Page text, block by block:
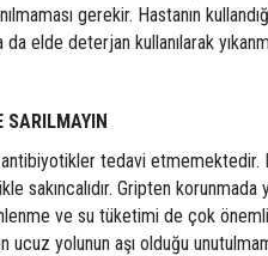
gerekir. Hastanın
elde deterjan kullanılarak
SARILMAYIN
antibiyotikler tedavi
sakıncalıdır. Gripten
ve su tüketimi de çok
ucuz yolunun aşı olduğu